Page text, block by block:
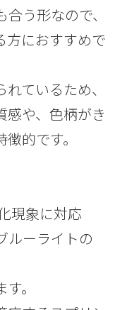
う形なので、
方におすすめで
ているため、
感や、色柄がき
的です。
現象に対応
ルーライトの
。